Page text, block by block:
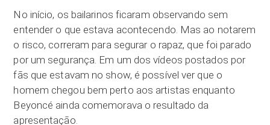
No início, os bailarinos ficaram observando sem
entender o que estava acontecendo. Mas ao notarem
o risco, correram para segurar o rapaz, que foi parado
por um segurança. Em um dos vídeos postados por
fãs que estavam no show, é possível ver que o
homem chegou bem perto aos artistas enquanto
Beyoncé ainda comemorava o resultado da
apresentação.